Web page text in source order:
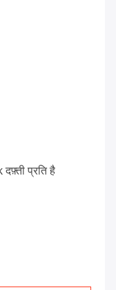
प्रति है